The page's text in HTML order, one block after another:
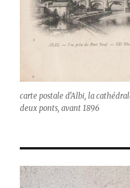
carte postale d'Albi, la
deux ponts, avant 1896